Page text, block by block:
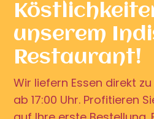
unserem
Restaurant!
Wir liefern Essen direkt
ab 17:00 Uhr. Profitieren